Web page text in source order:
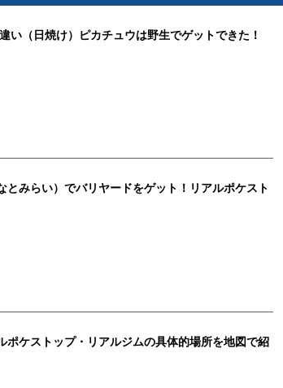
い（日焼け）ピカチュウは野生でゲットできた！
とみらい）でバリヤードをゲット！リアルポケスト
ポケストップ・リアルジムの具体的場所を地図で紹